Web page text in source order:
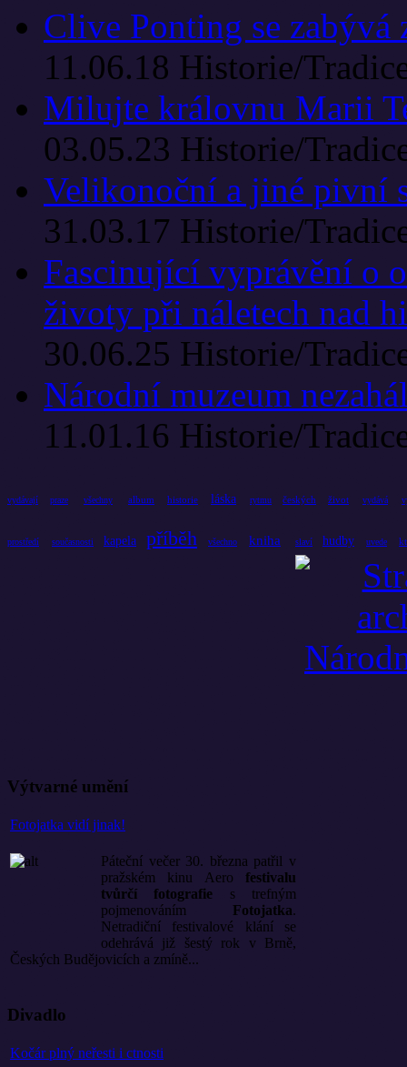
Clive Ponting se zabývá
11.06.18 Historie/
Milujte královnu Marii
03.05.23 Historie/
Velikonoční a jiné pivní
31.03.17 Historie/
Fascinující vyprávění o
životy při náletech nad
30.06.25 Historie/
Národní muzeum
11.01.16 Historie/
vydávají praze všechny album historie láska rytmu českých život vydává
prostředí současnosti kapela příběh všechno kniha slaví hudby uvede
Výtvarné umění
Fotojatka vidí jinak!
Páteční večer 30. března patřil v
pražském kinu Aero festivalu
tvůrčí fotografie s trefným
pojmenováním Fotojatka.
Netradiční festivalové klání se
odehrává již šestý rok v Brně,
Českých Budějovicích a zmíně...
Divadlo
Kočár plný neřesti i ctnosti